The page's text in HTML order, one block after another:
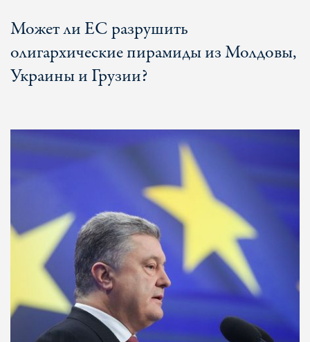
Может ли ЕС разрушить
олигархические пирамиды из Молдовы,
Украины и Грузии?